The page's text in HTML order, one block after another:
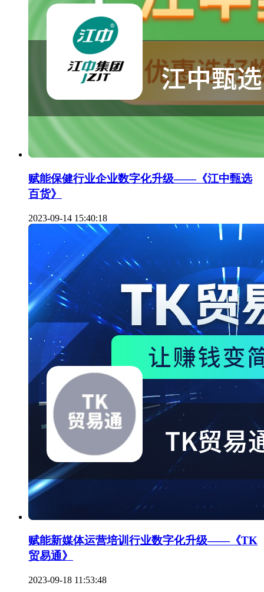
赋能保健行业企业数字化升级——《江中甄选
百货》
2023-09-14 15:40:18
赋能新媒体运营培训行业数字化升级——《TK
贸易通》
2023-09-18 11:53:48